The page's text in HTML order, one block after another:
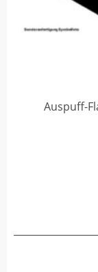
Auspuff-